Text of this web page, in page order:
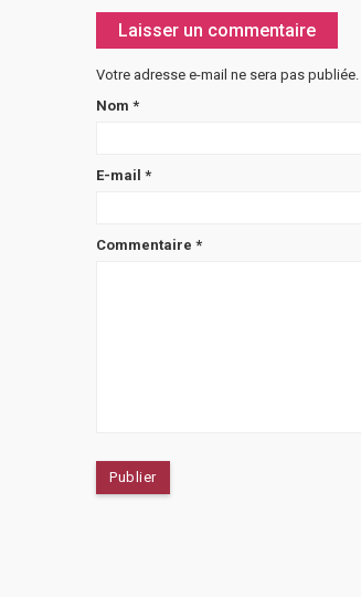
Laisser un commentaire
Votre adresse e-mail ne sera pas publiée.
Nom *
E-mail *
Commentaire *